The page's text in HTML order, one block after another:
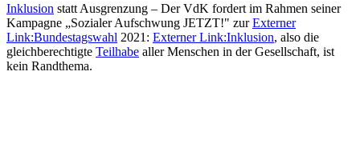
Inklusion statt Ausgrenzung – Der VdK fordert im Rahmen seiner
Kampagne „Sozialer Aufschwung JETZT!" zurExterner
Link:Bundestagswahl 2021: Externer Link:Inklusion, also die
gleichberechtigte Teilhabe aller Menschen in der Gesellschaft, ist
kein Randthema.